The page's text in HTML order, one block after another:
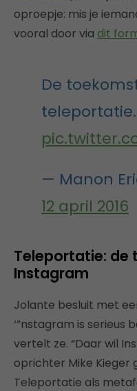
oproepje: mis je
vooral door via dit
De
teleportatie.
— Manon
12 april 2016
Teleportatie: de
Instagram
Jolante besluit met
‘”nstagram is serieus
vertelt ze. “Daar wil
oprichter Mike Kieger
Teleportatie als